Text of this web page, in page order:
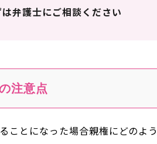
弁護士にご相談ください
注意点
ことになった場合親権にどのよう